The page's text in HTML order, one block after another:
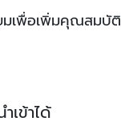
มเพื่อเพิ่มคุณสมบัติ
เข้าได้